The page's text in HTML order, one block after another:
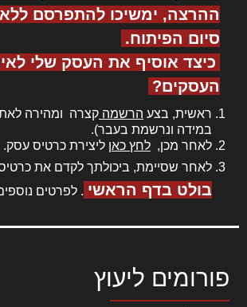
ההרצה, ימשיכו להתפרסם
סיום הפיתוח.
כיצד אוסיף את העסק שלי
העסקים?
ראשית, בצע הרשמה קצרה ומהירה
במידה ונרשמת בעבר).
לאחר מכן, לחץ כאן ליצירת כרטיס עסק.
לאחר שסיימת, ביכולתך לקדם את
בולט בדף הראשי . לפרטים
פורומים ליעוץ